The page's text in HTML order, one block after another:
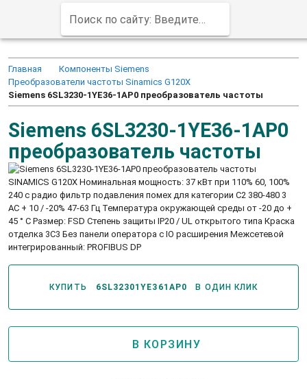
Поиск по сайту: Введите заказной код продукта (например, 6ED1052-1MD00-0BA8)
Главная
Компоненты Siemens
Преобразователи частоты Sinamics G120X
Siemens 6SL3230-1YE36-1AP0 преобразователь частоты
Siemens 6SL3230-1YE36-1AP0
преобразователь частоты
SINAMICS G120X Номинальная мощность: 37 кВт при 110% 60, 100%
240 с радио фильтр подавления помех для категории C2 380-480 3
AC + 10 / -20% 47-63 Гц Температура окружающей среды от -20 до +
45 ° C Размер: FSD Степень защиты IP20 / UL открытого типа Краска
отделка 3C3 Без панели оператора с IO расширения Межсетевой
интегрированный: PROFIBUS DP
КУПИТЬ 6SL32301YE361AP0 В ОДИН КЛИК
В КОРЗИНУ